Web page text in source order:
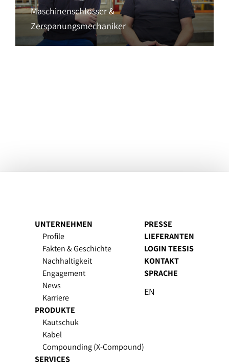
Maschinenschlosser &
Zerspanungsmechaniker
UNTERNEHMEN
Profile
Fakten & Geschichte
Nachhaltigkeit
Engagement
News
Karriere
PRODUKTE
Kautschuk
Kabel
Compounding (X-Compound)
SERVICES
PRESSE
LIEFERANTEN
LOGIN TEESIS
KONTAKT
SPRACHE
EN